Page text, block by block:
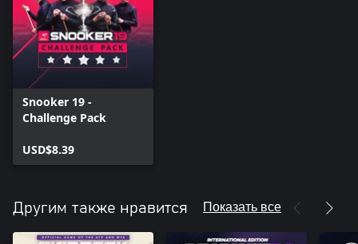
Snooker 19 -
Challenge Pack
USD$8.39
Другим также нравится Показать все